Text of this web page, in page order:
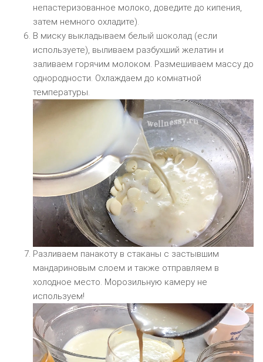
непастеризованное молоко, доведите до кипения,
затем немного охладите).
В миску выкладываем белый шоколад (если
используете), выливаем разбухший желатин и
заливаем горячим молоком. Размешиваем массу до
однородности. Охлаждаем до комнатной
температуры.
Разливаем панакоту в стаканы с застывшим
мандариновым слоем и также отправляем в
холодное место. Морозильную камеру не
используем!